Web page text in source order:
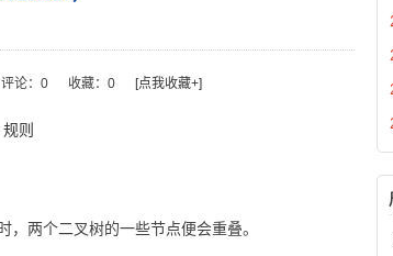
论：0 收藏：0 [点我收藏+]
规则
两个二叉树的一些节点便会重叠。